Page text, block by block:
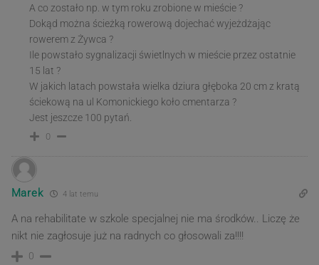
A co zostało np. w tym roku zrobione w mieście ?
Dokąd można ścieżką rowerową dojechać wyjeżdżając
rowerem z Żywca ?
Ile powstało sygnalizacji świetlnych w mieście przez ostatnie
15 lat ?
W jakich latach powstała wielka dziura głęboka 20 cm z kratą
ściekową na ul Komonickiego koło cmentarza ?
Jest jeszcze 100 pytań.
0
Marek 4 lat temu
A na rehabilitate w szkole specjalnej nie ma środków.. Liczę że
nikt nie zagłosuje już na radnych co głosowali za!!!!
0